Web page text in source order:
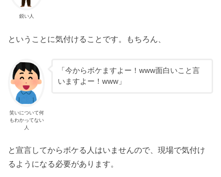
鋭い人
ということに気付けることです。もちろん、
笑いについて何
もわかってない
人
「今からボケますよー！www面白いこと言
いますよー！www」
と宣言してからボケる人はいませんので、現場で気付け
るようになる必要があります。